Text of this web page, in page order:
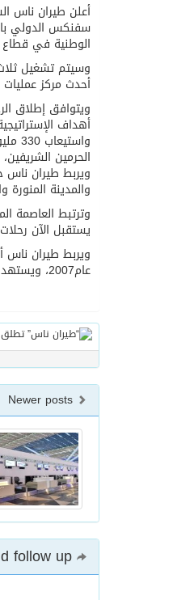
أعلن طيران ناس
سفنكس الدولي
الوطنية في قطاع
أحدث مركز
ويتوافق إطلاق
الحرمين
والمدينة
وترتبط العاصمة
يستقبل الآن
عام2007، ويستهدف الوصول إلى 165 وجهة داخلية ودولية، ضمن خطته للنمو والتوسع، بما يتماشى مع أهداف رؤية المملكة 2030.